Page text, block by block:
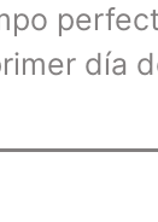
día